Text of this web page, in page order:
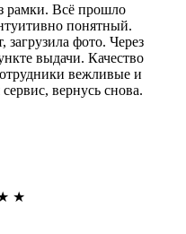
рамки. Всё прошло
понятный.
загрузила фото. Через
выдачи. Качество
вежливые и
вернусь снова.
★